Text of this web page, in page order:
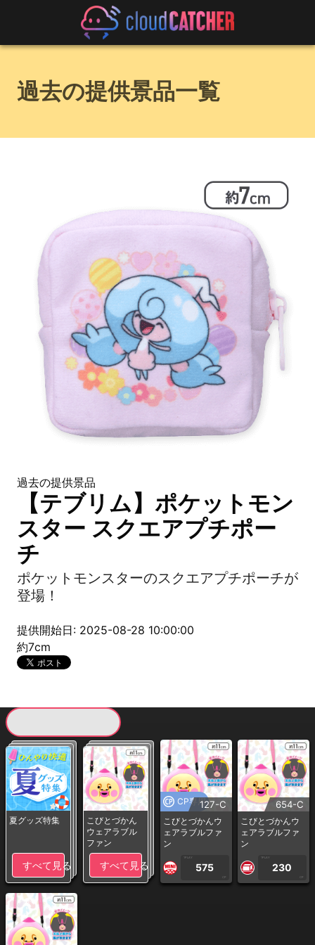
過去の提供景品一覧
過去の提供景品
【テブリム】ポケットモン
スター スクエアプチポー
チ
ポケットモンスターのスクエアプチポーチが
登場！
提供開始日: 2025-08-28 10:00:00
約7cm
夏グッズ特集
すべて見る
こびとづかん
ウェアラブル
ファン
すべて見る
CP専用127-C
こびとづかんウ
ェアラブルファ
ン
1PLAY
575
CP
654-C
こびとづかんウ
ェアラブルファ
ン
1PLAY
230
CP